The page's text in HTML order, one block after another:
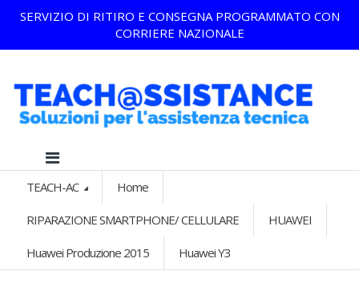
SERVIZIO DI RITIRO E CONSEGNA PROGRAMMATO CON
CORRIERE NAZIONALE
TEACH-AC Home
RIPARAZIONE SMARTPHONE/ CELLULARE HUAWEI
Huawei Produzione 2015 Huawei Y3